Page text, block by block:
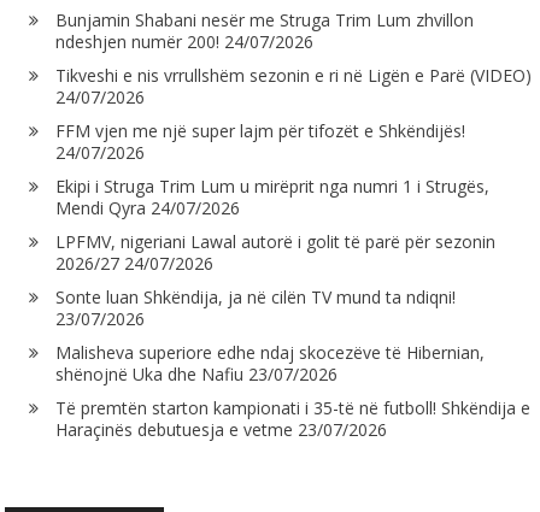
Bunjamin Shabani nesër me Struga Trim Lum zhvillon
ndeshjen numër 200! 24/07/2026
Tikveshi e nis vrrullshëm sezonin e ri në Ligën e Parë (VIDEO)
24/07/2026
FFM vjen me një super lajm për tifozët e Shkëndijës!
24/07/2026
Ekipi i Struga Trim Lum u mirëprit nga numri 1 i Strugës,
Mendi Qyra 24/07/2026
LPFMV, nigeriani Lawal autorë i golit të parë për sezonin
2026/27 24/07/2026
Sonte luan Shkëndija, ja në cilën TV mund ta ndiqni!
23/07/2026
Malisheva superiore edhe ndaj skocezëve të Hibernian,
shënojnë Uka dhe Nafiu 23/07/2026
Të premtën starton kampionati i 35-të në futboll! Shkëndija e
Haraçinës debutuesja e vetme 23/07/2026